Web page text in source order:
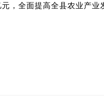
，全面提高全县农业产业